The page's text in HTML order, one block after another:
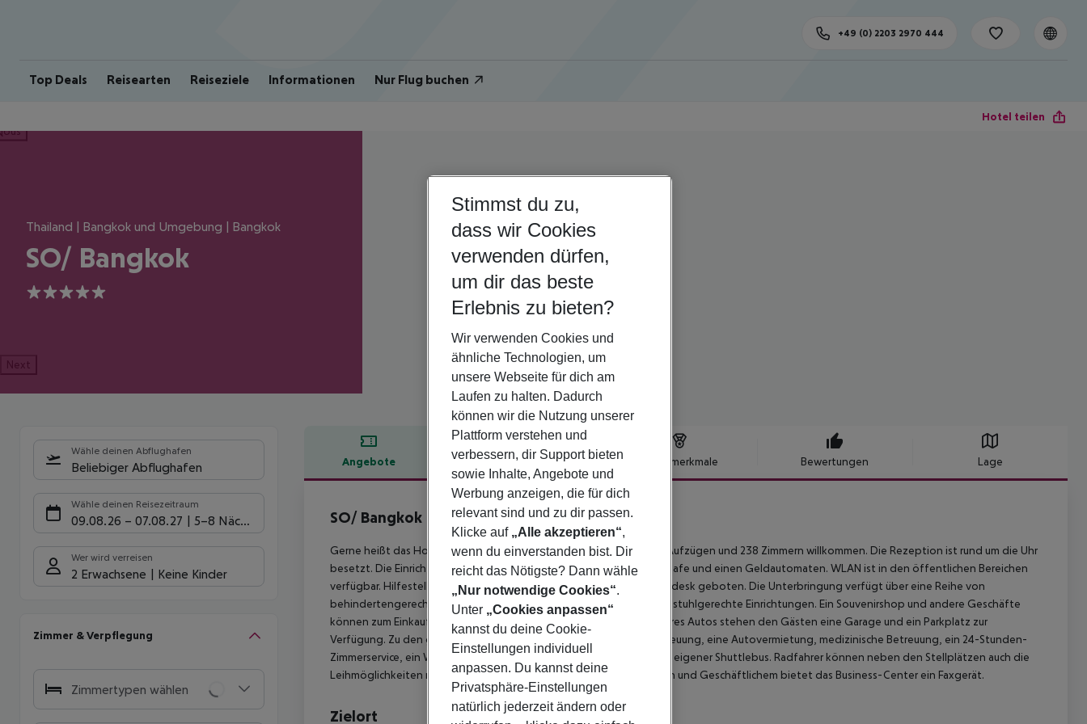
Top Deals Reisearten Reiseziele Informationen Nur Flug buchen
+49 (0) 2203 2970 444
Hotel teilen
Thailand | Bangkok und Umgebung | Bangkok
SO/ Bangkok
5
Next
Wähle deinen Abflughafen
Beliebiger Abflughafen
Wähle deinen Reisezeitraum
09.08.26 – 07.08.27 5-8 Nächte
Wer wird verreisen
2 Erwachsene Keine Kinder
Zimmer & Verpflegung
Zimmertypen wählen
Angebote Hotelbeschreibung Hotelmerkmale Bewertungen Lage
Hotelbeschreibung
SO/ Bangkok
Gerne heißt das Hotel die Gäste in einem 30-stöckigen Haus mit 8 Aufzügen und 238 Zimmern willkommen. Die Rezeption ist rund um die Uhr
besetzt. Die Einrichtung umfasst eine Gepäckaufbewahrung, einen Safe und einen Geldautomaten. WLAN ist in den öffentlichen Bereichen
verfügbar. Hilfestellung bei der Buchung von Ausflügen wird am Tourdesk geboten. Die Unterbringung verfügt über eine Reihe von
behindertengerechten Annehmlichkeiten. Das Haus verfügt über rollstuhlgerechte Einrichtungen. Ein Souvenirshop und andere Geschäfte
können zum Einkaufen und Bummeln genutzt werden. Zum Parken ihres Autos stehen den Gästen eine Garage und ein Parkplatz zur
Verfügung. Zu den gebotenen Leistungen gehören eine Kinderbetreuung, eine Autovermietung, medizinische Betreuung, ein 24-Stunden-
Zimmerservice, ein Weckdienst, ein Wäscheservice, ein Friseur und ein eigener Shuttlebus. Radfahrer können neben den Stellplätzen auch die
Leihmöglichkeiten nutzen. Zur Unterstützung bei der Kommunikation und Geschäftlichem bietet das Business-Center ein Faxgerät.
Zielort
Stimmst du zu,
dass wir Cookies
verwenden dürfen,
um dir das beste
Erlebnis zu bieten?
Wir verwenden Cookies und
ähnliche Technologien, um
unsere Webseite für dich am
Laufen zu halten. Dadurch
können wir die Nutzung unserer
Plattform verstehen und
verbessern, dir Support bieten
sowie Inhalte, Angebote und
Werbung anzeigen, die für dich
relevant sind und zu dir passen.
Klicke auf „Alle akzeptieren“,
wenn du einverstanden bist. Dir
reicht das Nötigste? Dann wähle
„Nur notwendige Cookies“.
Unter „Cookies anpassen“
kannst du deine Cookie-
Einstellungen individuell
anpassen. Du kannst deine
Privatsphäre-Einstellungen
natürlich jederzeit ändern oder